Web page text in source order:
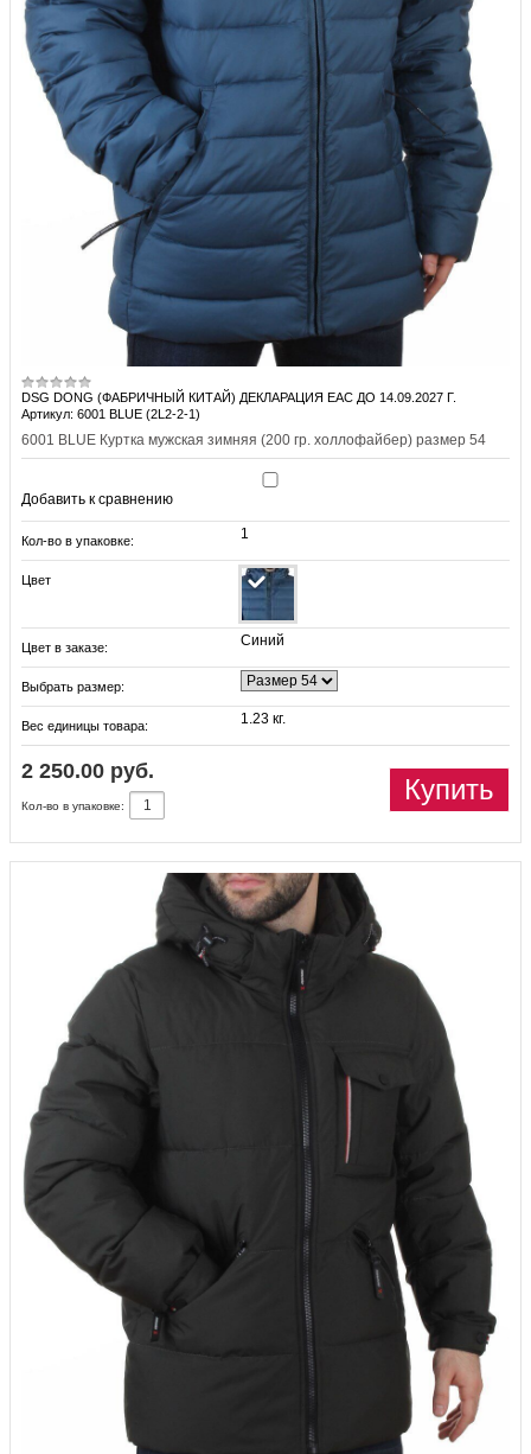
DSG DONG (ФАБРИЧНЫЙ КИТАЙ) ДЕКЛАРАЦИЯ EAC ДО 14.09.2027 Г.
Артикул: 6001 BLUE (2L2-2-1)
6001 BLUE Куртка мужская зимняя (200 гр. холлофайбер) размер 54
Добавить к сравнению
Кол-во в упаковке: 1
Цвет
Цвет в заказе: Синий
Выбрать размер:
Вес единицы товара: 1.23 кг.
2 250.00 руб.
Купить
Кол-во в упаковке: